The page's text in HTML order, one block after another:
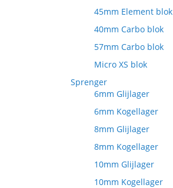
45mm Element blok
40mm Carbo blok
57mm Carbo blok
Micro XS blok
Sprenger
6mm Glijlager
6mm Kogellager
8mm Glijlager
8mm Kogellager
10mm Glijlager
10mm Kogellager